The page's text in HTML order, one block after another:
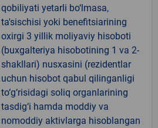
qobiliyati yetarli bo‘lmasa,
ta'sischisi yoki benefitsiarining
oxirgi 3 yillik moliyaviy hisoboti
(buxgalteriya hisobotining 1 va 2-
shakllari) nusxasini (rezidentlar
uchun hisobot qabul qilinganligi
to‘g‘risidagi soliq organlarining
tasdig‘i hamda moddiy va
nomoddiy aktivlarga hisoblangan